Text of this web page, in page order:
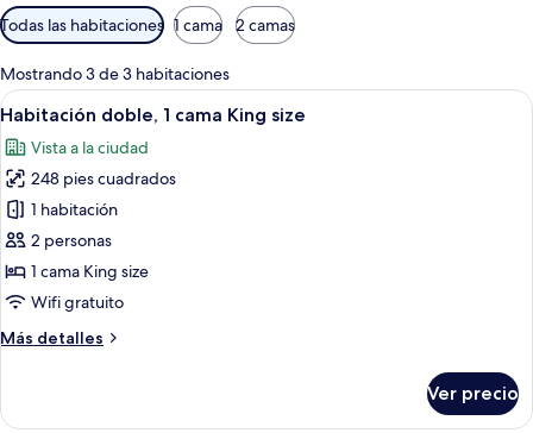
Filtros
disponibles
para
las
habitaciones
Todas las habitaciones 1 cama 2 camas
Mostrando 3 de 3 habitaciones
Abrir
todas
las
fotos
de
Habitación
doble,
1
King
Habitación de hotel con una cama
11
Habitación doble, 1 cama King size
Vista a la ciudad
248 pies cuadrados
1 habitación
2 personas
1 cama King size
Wifi gratuito
Más detalles
Más
doble,
Ver precio